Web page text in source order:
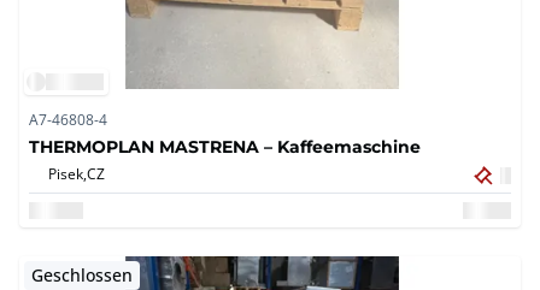
A7-46808-4
THERMOPLAN MASTRENA – Kaffeemaschine
Pisek,CZ
Geschlossen